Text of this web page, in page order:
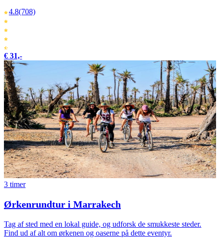
4.8(708)
€ 31,-
3 timer
Ørkenrundtur i Marrakech
Tag af sted med en lokal guide, og udforsk de smukkeste steder.
Find ud af alt om ørkenen og oaserne på dette eventyr.